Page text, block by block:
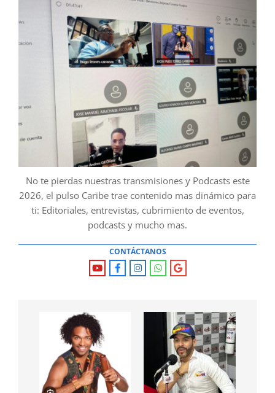
No te pierdas nuestras transmisiones y Podcasts este
2026, el pulso Caribe trae contenido mas dinámico para
ti: Editoriales, entrevistas, cubrimiento de eventos,
podcasts y mucho mas.
CONTÁCTANOS